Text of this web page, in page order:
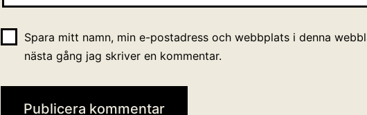
Spara mitt namn, min e-postadress och webbplats i denna
nästa gång jag skriver en kommentar.